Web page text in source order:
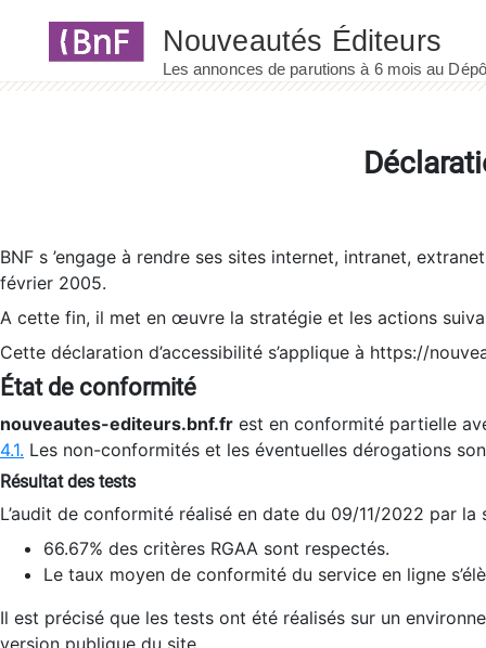
BNF s ’engage à rendre ses sites internet, intranet,
février 2005.
A cette fin, il met en œuvre la stratégie et les actions
Cette déclaration d’accessibilité s’applique à https://
État de conformité
nouveautes-editeurs.bnf.fr est en conformité partielle
4.1. Les non-conformités et les éventuelles dérogations
Résultat des tests
L’audit de conformité réalisé en date du 09/11/2022 par
66.67% des critères RGAA sont respectés.
Le taux moyen de conformité du service en ligne
Il est précisé que les tests ont été réalisés sur un
version publique du site.